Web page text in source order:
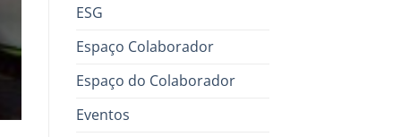
ESG
Espaço Colaborador
Espaço do Colaborador
Eventos